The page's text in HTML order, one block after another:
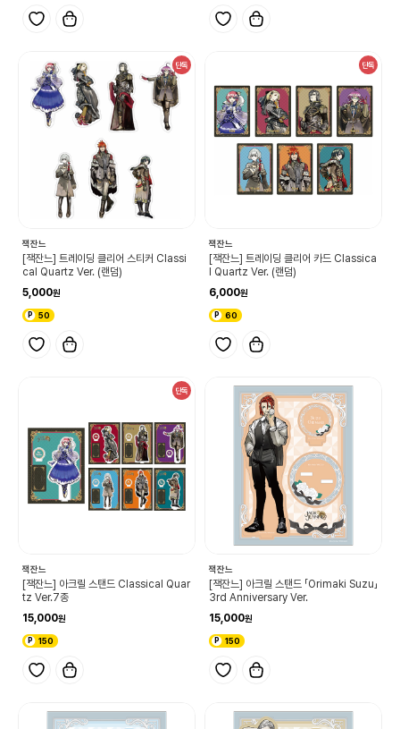
단독
잭잔느
[잭잔느] 트레이딩 클리어 스티커 Classi
cal Quartz Ver. (랜덤)
5,000
50
단독
잭잔느
[잭잔느] 트레이딩 클리어 카드 Classica
l Quartz Ver. (랜덤)
6,000
60
단독
잭잔느
[잭잔느] 아크릴 스탠드 Classical Quar
tz Ver.7종
15,000
150
잭잔느
[잭잔느] 아크릴 스탠드 「Orimaki Suzu」
3rd Anniversary Ver.
15,000
150